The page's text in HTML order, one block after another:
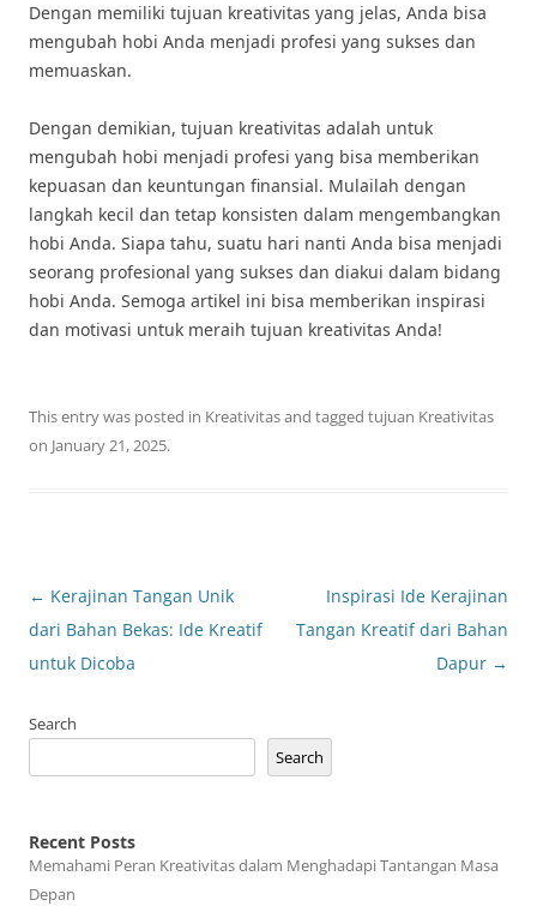
Dengan memiliki tujuan kreativitas yang jelas, Anda bisa
mengubah hobi Anda menjadi profesi yang sukses dan
memuaskan.
Dengan demikian, tujuan kreativitas adalah untuk
mengubah hobi menjadi profesi yang bisa memberikan
kepuasan dan keuntungan finansial. Mulailah dengan
langkah kecil dan tetap konsisten dalam mengembangkan
hobi Anda. Siapa tahu, suatu hari nanti Anda bisa menjadi
seorang profesional yang sukses dan diakui dalam bidang
hobi Anda. Semoga artikel ini bisa memberikan inspirasi
dan motivasi untuk meraih tujuan kreativitas Anda!
This entry was posted in Kreativitasand tagged tujuan Kreativitas
on January 21, 2025.
Post
navigation
← Kerajinan Tangan Unik
dari Bahan Bekas: Ide Kreatif
untuk Dicoba
Inspirasi Ide Kerajinan
Tangan Kreatif dari Bahan
Dapur →
Search
Search
Recent Posts
Memahami Peran Kreativitas dalam Menghadapi Tantangan Masa
Depan